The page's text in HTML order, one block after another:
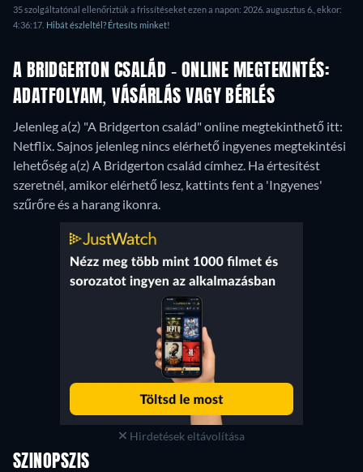
35 szolgáltatónál ellenőriztük a frissítéseket ezen a napon: 2026. augusztus 6., ekkor:
4:36:17. Hibát észleltél? Értesíts minket!
A BRIDGERTON CSALÁD - ONLINE MEGTEKINTÉS:
ADATFOLYAM, VÁSÁRLÁS VAGY BÉRLÉS
Jelenleg a(z) "A Bridgerton család" online megtekinthető itt:
Netflix. Sajnos jelenleg nincs elérhető ingyenes megtekintési
lehetőség a(z) A Bridgerton család címhez. Ha értesítést
szeretnél, amikor elérhető lesz, kattints fent a 'Ingyenes'
szűrőre és a harang ikonra.
Hirdetések eltávolítása
SZINOPSZIS